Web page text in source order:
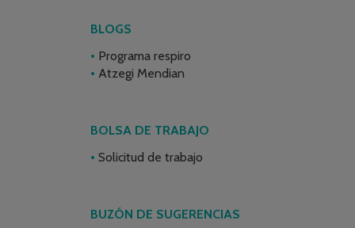
BLOGS
Programa respiro
Atzegi Mendian
BOLSA DE TRABAJO
Solicitud de trabajo
BUZÓN DE SUGERENCIAS